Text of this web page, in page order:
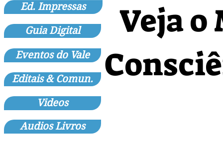
Ed. Impressas
Guia Digital
Eventos do Vale
Editais & Comun.
Videos
Audios Livros
Veja o